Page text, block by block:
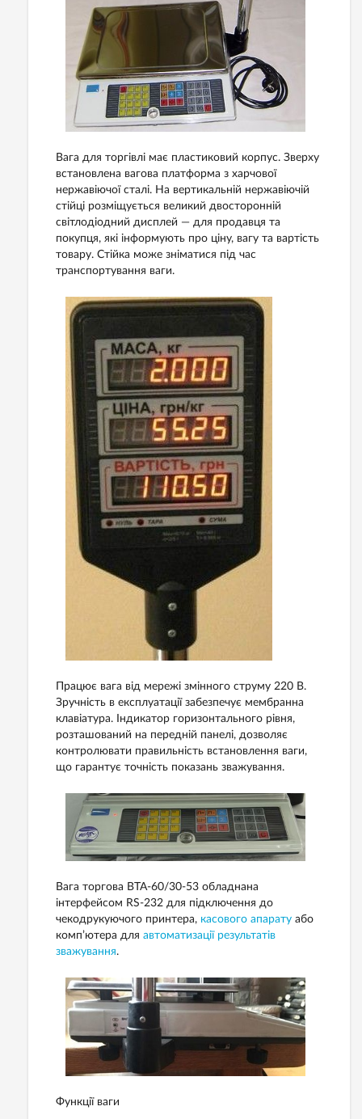
Вага для торгівлі має пластиковий корпус. Зверху
встановлена вагова платформа з харчової
нержавіючої сталі. На вертикальній нержавіючій
стійці розміщується великий двосторонній
світлодіодний дисплей — для продавця та
покупця, які інформують про ціну, вагу та вартість
товару. Стійка може зніматися під час
транспортування ваги.
Працює вага від мережі змінного струму 220 В.
Зручність в експлуатації забезпечує мембранна
клавіатура. Індикатор горизонтального рівня,
розташований на передній панелі, дозволяє
контролювати правильність встановлення ваги,
що гарантує точність показань зважування.
Вага торгова ВТА-60/30-53 обладнана
інтерфейсом RS-232 для підключення до
чекодрукуючого принтера, касового апарату або
комп’ютера для автоматизації результатів
зважування.
Функції ваги